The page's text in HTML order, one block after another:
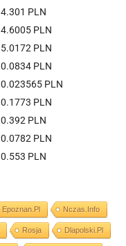
4.301 PLN
4.6005 PLN
5.0172 PLN
0.0834 PLN
0.023565 PLN
0.1773 PLN
0.392 PLN
0.0782 PLN
0.553 PLN
Epoznan.pl Nczas.info
Rosja Dlapolski.pl